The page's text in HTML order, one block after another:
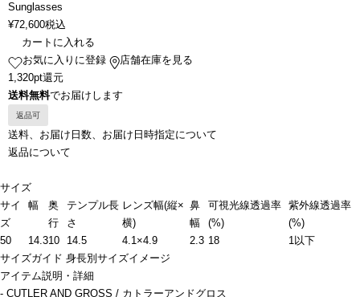
Sunglasses
¥72,600税込
カートに入れる
お気に入りに登録
店舗在庫を見る
1,320pt還元
送料無料でお届けします
返品可
送料、お届け日数、お届け日時指定について
返品について
サイズ
サイ
ズ
幅
奥
行
テンプル長
さ
レンズ幅(縦×
横)
鼻
幅
可視光線透過率
(%)
紫外線透過率
(%)
50
14.310 14.5 4.1×4.9 2.3 18
1以下
サイズガイド 身長別サイズイメージ
アイテム説明・詳細
- CUTLER AND GROSS / カトラーアンドグロス